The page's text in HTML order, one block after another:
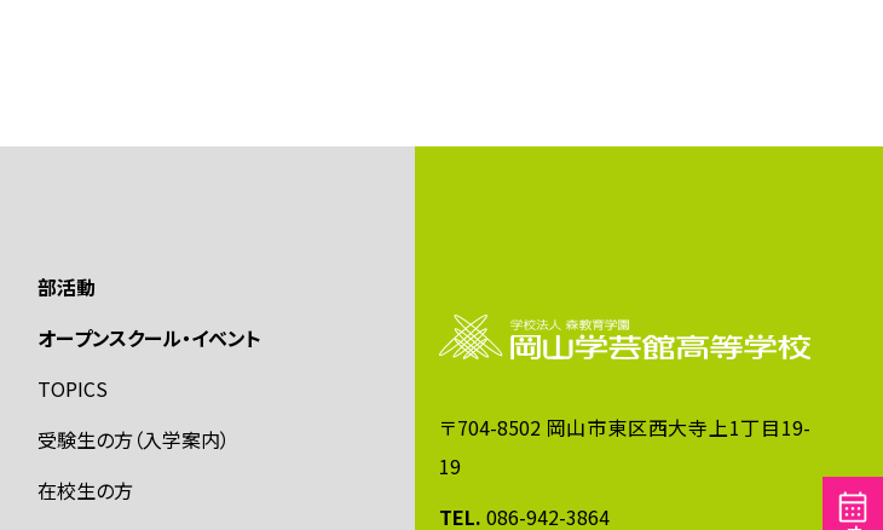
部活動
オープンスクール・イベント
TOPICS
受験生の方（入学案内）
在校生の方
〒704-8502 岡山市東区西大寺上1丁目19-
19
TEL. 086-942-3864